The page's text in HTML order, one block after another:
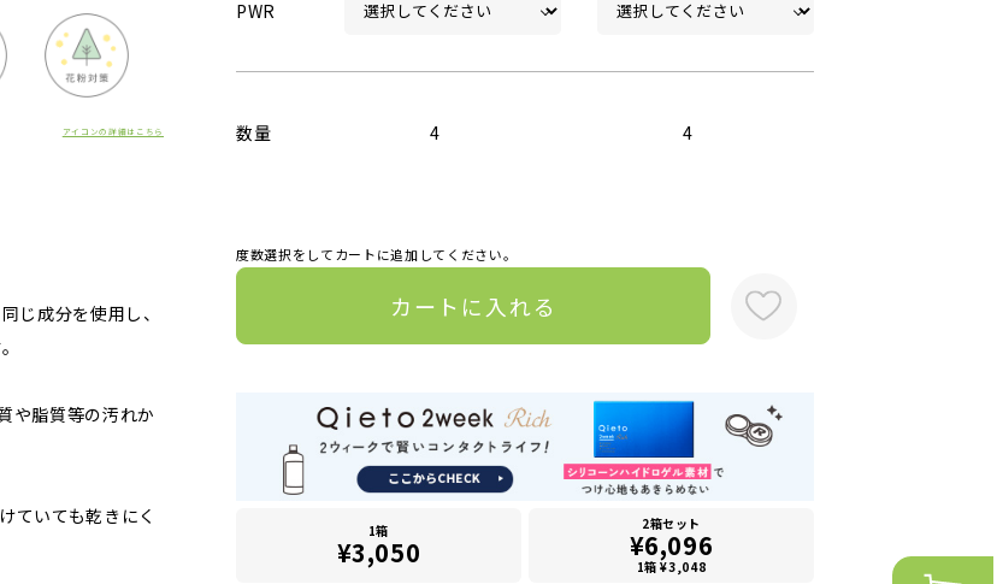
アイコンの詳細はこちら
じ成分を使用し、
や脂質等の汚れか
ていても乾きにく
PWR
数量 4 4
度数選択をしてカートに追加してください。
カートに入れる
1箱
¥3,050
2箱セット
¥6,096
1箱 ¥3,048